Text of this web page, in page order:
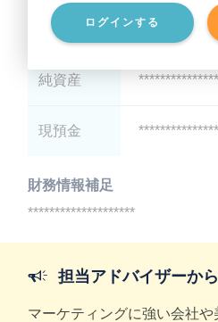
ログインする
有利子負債
純資産
現預金
財務情報補足
********************
担当アドバイザーか
マーケティングに強い会社